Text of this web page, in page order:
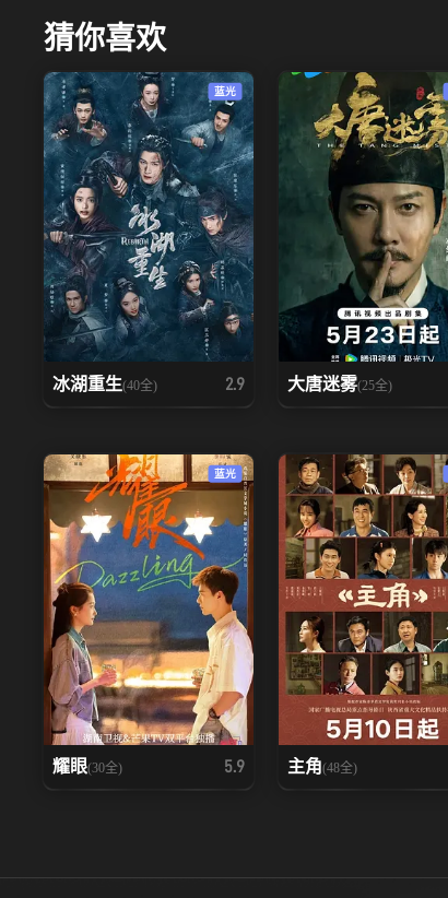
猜你喜欢
蓝光
冰湖重生(40全) 2.9 大唐迷雾(25全)
蓝光
耀眼(30全) 5.9 主角(48全)